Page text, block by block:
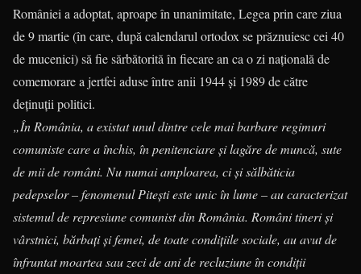
României a adoptat, aproape în unanimitate, Legea prin care ziua
de 9 martie (în care, după calendarul ortodox se prăznuiesc cei 40
de mucenici) să fie sărbătorită în fiecare an ca o zi națională de
comemorare a jertfei aduse între anii 1944 și 1989 de către
deținuții politici.
„În România, a existat unul dintre cele mai barbare regimuri
comuniste care a închis, în penitenciare și lagăre de muncă, sute
de mii de români. Nu numai amploarea, ci și sălbăticia
pedepselor – fenomenul Pitești este unic în lume – au caracterizat
sistemul de represiune comunist din România. Români tineri și
vârstnici, bărbați și femei, de toate condițiile sociale, au avut de
înfruntat moartea sau zeci de ani de recluziune în condiții